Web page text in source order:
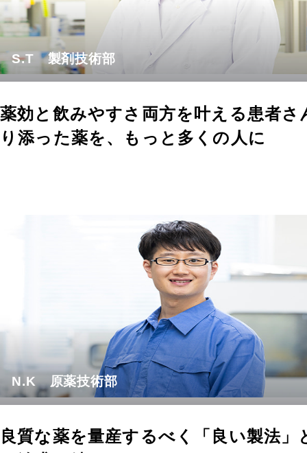
S.T 製剤技術部
薬効と飲みやすさ両方を叶える患者さ
り添った薬を、もっと多くの人に
N.K 原薬技術部
良質な薬を量産するべく「良い製法」